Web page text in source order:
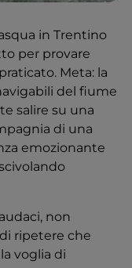
in Trentino
per provare
Meta: la
del fiume
salire su una
di una
emozionante
non
ripetere che
voglia di